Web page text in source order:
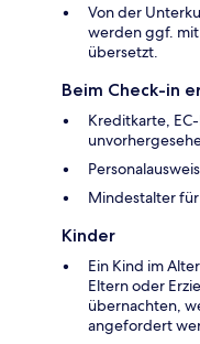
Von der
werden ggf.
übersetzt.
Beim Check-in
Kreditkarte,
Mindestalter
Kinder
Ein Kind im
Eltern oder
übernachten,
angefordert